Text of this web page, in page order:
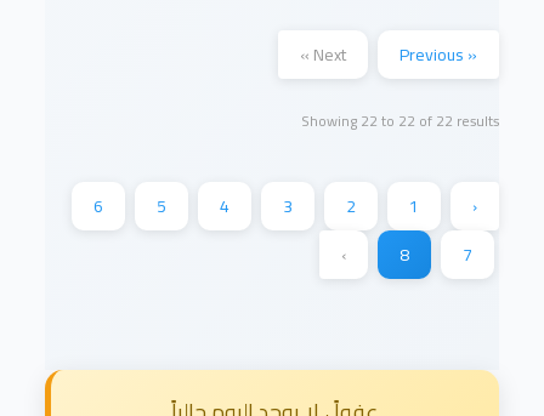
« Previous
Next »
Showing22to 22 of22 results
‹
1
2
3
4
5
6
7
8
›